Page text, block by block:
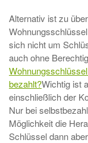
Alternativ ist zu
sich nicht um
auch ohne
bezahlt?Wichtig ist
einschließlich der
Nur bei
Möglichkeit die
Schlüssel dann